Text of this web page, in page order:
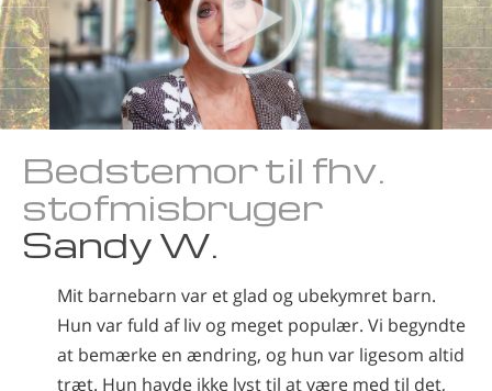
Hebraisk
Magyar
Italiano
Makedonsk
Português
Svensk
Bedstemor til fhv.
stofmisbruger
Sandy W.
Mit barnebarn var et glad og ubekymret barn.
Hun var fuld af liv og meget populær. Vi begyndte
at bemærke en ændring, og hun var ligesom altid
træt. Hun havde ikke lyst til at være med til det,